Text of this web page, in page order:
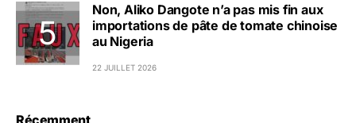
Non, Aliko Dangote n’a pas mis fin aux
importations de pâte de tomate chinoise
au Nigeria
22 JUILLET 2026
Récemment